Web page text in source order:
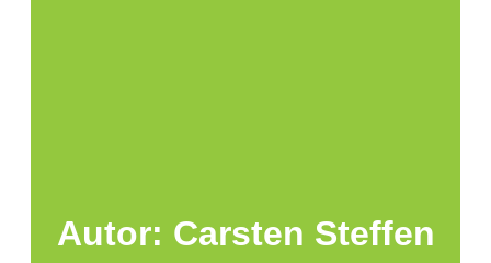
Autor: Carsten Steffen